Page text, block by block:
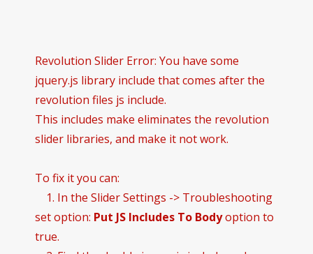
Revolution Slider Error: You have some
jquery.js library include that comes after the
revolution files js include.
This includes make eliminates the revolution
slider libraries, and make it not work.
To fix it you can:
1. In the Slider Settings -> Troubleshooting
set option: Put JS Includes To Bodyoption to
true.